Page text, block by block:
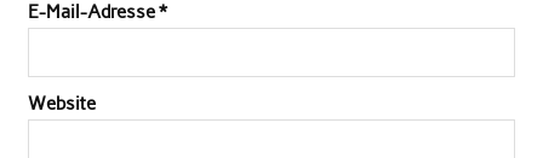
E-Mail-Adresse*
Website